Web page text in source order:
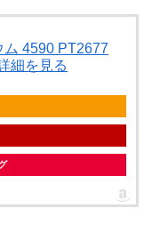
4590 PT2677
細を見る